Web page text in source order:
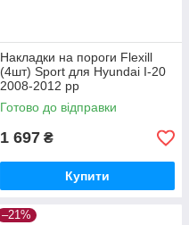
Накладки на пороги Flexill
(4шт) Sport для Hyundai I-20
2008-2012 рр
Готово до відправки
1 697 ₴
Купити
–21%